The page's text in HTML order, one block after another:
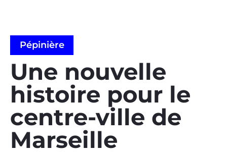
Pépinière
Une nouvelle
histoire pour le
centre-ville de
Marseille